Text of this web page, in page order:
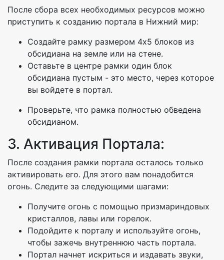
После сбора всех необходимых ресурсов можно
приступить к созданию портала в Нижний мир:
Создайте рамку размером 4x5 блоков из
обсидиана на земле или на стене.
Оставьте в центре рамки один блок
обсидиана пустым - это место, через которое
вы войдете в портал.
Проверьте, что рамка полностью обведена
обсидианом.
3. Активация Портала:
После создания рамки портала осталось только
активировать его. Для этого вам понадобится
огонь. Следите за следующими шагами:
Получите огонь с помощью призмариндовых
кристаллов, лавы или горелок.
Подойдите к порталу и используйте огонь,
чтобы зажечь внутреннюю часть портала.
Портал начнет искриться и издавать звуки,